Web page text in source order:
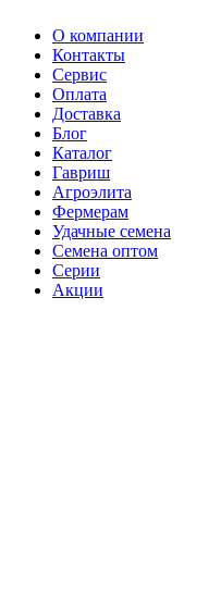
О компании
Контакты
Сервис
Оплата
Доставка
Блог
Каталог
Гавриш
Агроэлита
Фермерам
Удачные семена
Семена оптом
Серии
Акции